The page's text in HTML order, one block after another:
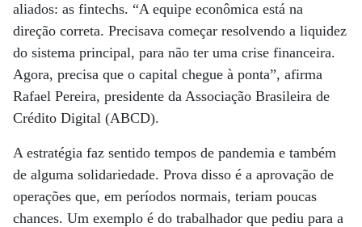
aliados: as fintechs. “A equipe econômica está na
direção correta. Precisava começar resolvendo a liquidez
do sistema principal, para não ter uma crise financeira.
Agora, precisa que o capital chegue à ponta”, afirma
Rafael Pereira, presidente da Associação Brasileira de
Crédito Digital (ABCD).
A estratégia faz sentido tempos de pandemia e também
de alguma solidariedade. Prova disso é a aprovação de
operações que, em períodos normais, teriam poucas
chances. Um exemplo é do trabalhador que pediu para a